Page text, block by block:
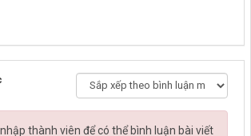
thành viên để có thể bình luận bài viết